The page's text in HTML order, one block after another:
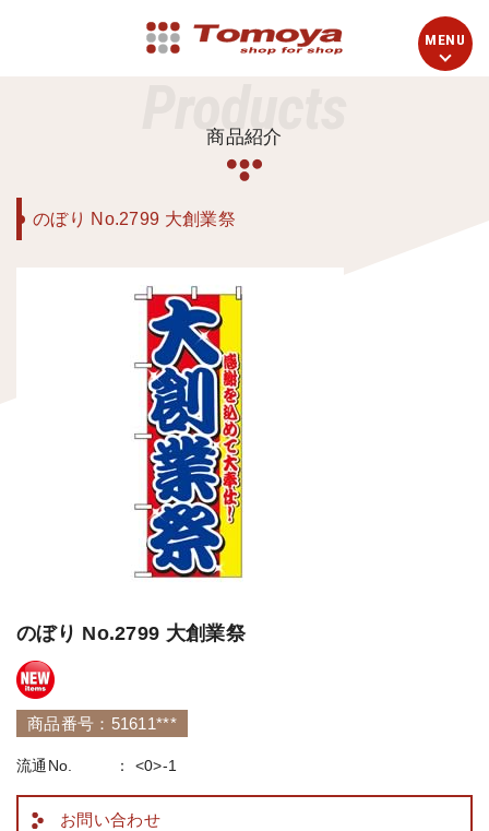
Products
商品紹介
のぼり No.2799 大創業祭
のぼり No.2799 大創業祭
商品番号：51611***
流通No. <0>-1
お問い合わせ